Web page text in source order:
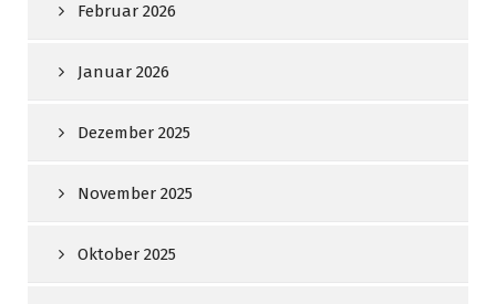
Februar 2026
Januar 2026
Dezember 2025
November 2025
Oktober 2025